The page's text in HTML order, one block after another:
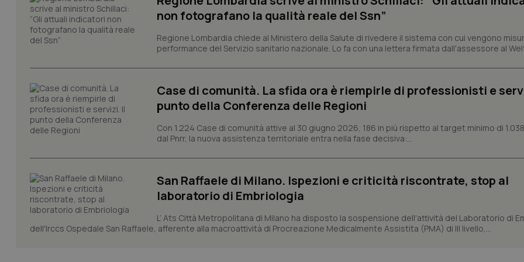
non fotografano la qualità reale del Ssn”
Regione Lombardia chiede al Ministero della Salute di rivedere il sistema con cui vengono
performance del Servizio sanitario nazionale. Lo fa con una lettera firmata dall'assessore al
Case di comunità. La sfida ora è riempirle di professionisti e
punto della Conferenza delle Regioni
Con 1.224 Case di comunità attive al 30 giugno 2026, 186 in più rispetto al target minimo di
dal Pnrr, la nuova assistenza territoriale entra nella fase decisiva:...
San Raffaele di Milano. Ispezioni e criticità riscontrate, stop al
laboratorio di Embriologia
L’ Ats Città Metropolitana di Milano ha disposto la sospensione dell'attività del Laboratorio di
dell'Irccs Ospedale San Raffaele, afferente alla macroattività di Procreazione Medicalmente Assistita (PMA) di III livello,...
Nome
Fornitore /Dominio Scadenza
Descrizione
VISITOR_PRIVACY_METADATA
YouTube
interazione con il sito. Registra i
del visitatore riguardo a varie
www.quotidianosanita.it
settimane
Script.com per ricordare le
sui cookie dei visitatori. È
tracking-sites-ironfish-
tracking-enable
www.quotidianosanita.it
4
settimane
Questo cookie è impostato
2 giorni
_ga
Google LLC
significativo del servizio di
utilizzato da Google. Questo
per distinguere utenti unici